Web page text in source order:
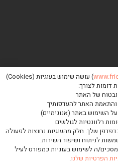
) עושה שימוש בעוגיות (Cookies)
דומות לצורך:
ובטוח של האתר
והתאמת האתר להעדפותיך
השימוש באתר (אנונימיים)
רלוונטיות לגולשים
שלך. חלק מהעוגיות נחוצות לפעולה
לניתוח ושיפור השירות.
ה לשימוש בעוגיות כמפורט לעיל
הפרטיות שלנו.